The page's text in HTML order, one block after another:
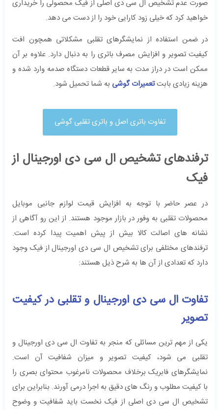
صورت عدم تشخیص ال‌ سی ‌‌دی اصلی از فیک محصولی را خریداری
خواهید کرد که خیلی زود کارایی خود را از دست می ‌دهد.
در ضمن استفاده از نمایشگرهای تقلبی مشکلاتی همچون افت
کیفیت تصویر و افزایش مصرف باتری را به دنبال دارد. علاوه بر آن
ممکن است در دراز مدت به سایر قطعات دستگاه صدمه وارد شده و
هزینه زیادی بابتتعمیرات‌ گوشی به شما تحمیل شود.
تفاوت باتری اصل و باتری تقلبی گوشی
ترفندهای تشخیص ال سی دی اورجینال از
فیک
در عصر حاضر با توجه به افزایش قیمت لوازم جانبی موبایل
محصولات تقلبی به وفور در بازار موجود هستند. از این رو آگاهی از
نشانه‌ های اصالت کالا بیش از پیش اهمیت پیدا کرده است.
ترفندهای مختلفی برای تشخیص ال سی دی اورجینال از فیک وجود
دارد که تعدادی از آن ها به شرح ذیل هستند:
تفاوت ال سی دی اورجینال و تقلبی در کیفیت
تصویر
یکی از مهم ترین مسائلی که منجر به تفاوت ال سی دی اورجینال و
تقلبی می‌ شود، کیفیت تصویر و میزان شفافیت آن است.
نمایشگرهای فابریک برخلاف محصولات نامرغوب محتوای بصری را
با کیفیت مطلوب و رنگ‌ های دقیق به اجرا درمی‌ آورند. بنابراین برای
تشخیص ال‌ سی ‌‌دی اصلی از فیک نخست باید شفافیت و وضوح